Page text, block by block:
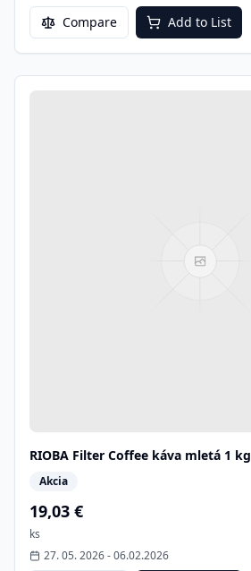
Compare Add to List
RIOBA Filter Coffee káva mletá 1 kg
Akcia
19,03 €
ks
27. 05. 2026-06.02.2026